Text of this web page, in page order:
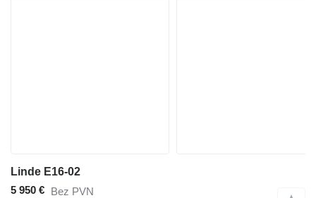
Linde E16-02
5 950 € Bez PVN